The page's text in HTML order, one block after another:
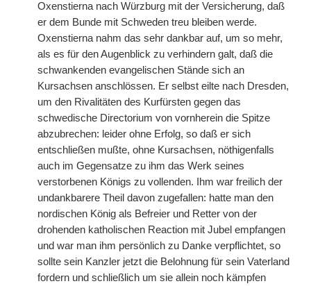
Oxenstierna nach Würzburg mit der Versicherung, daß
er dem Bunde mit Schweden treu bleiben werde.
Oxenstierna nahm das sehr dankbar auf, um so mehr,
als es für den Augenblick zu verhindern galt, daß die
schwankenden evangelischen Stände sich an
Kursachsen anschlössen. Er selbst eilte nach Dresden,
um den Rivalitäten des Kurfürsten gegen das
schwedische Directorium von vornherein die Spitze
abzubrechen: leider ohne Erfolg, so daß er sich
entschließen mußte, ohne Kursachsen, nöthigenfalls
auch im Gegensatze zu ihm das Werk seines
verstorbenen Königs zu vollenden. Ihm war freilich der
undankbarere Theil davon zugefallen: hatte man den
nordischen König als Befreier und Retter von der
drohenden katholischen Reaction mit Jubel empfangen
und war man ihm persönlich zu Danke verpflichtet, so
sollte sein Kanzler jetzt die Belohnung für sein Vaterland
fordern und schließlich um sie allein noch kämpfen